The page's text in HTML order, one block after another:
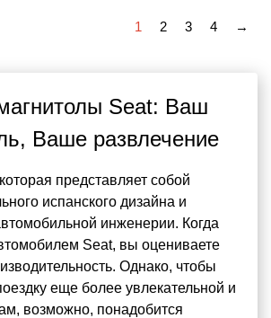
1 2 3 4 →
Seat: Ваш
Ваше развлечение
представляет собой
испанского дизайна и
инженерии. Когда
Seat, вы оцениваете
Однако, чтобы
еще более увлекательной и
возможно, понадобится